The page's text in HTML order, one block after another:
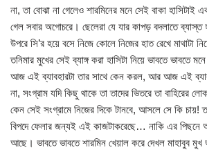
না, তা বোঝা না গেলেও শারমিনের মনে সেই বাকা হাসিটাই
গেল সবার অগোচরে। ছেলেরা যে যার কাপড় বদলাতে ব্যাস্ত
উপরে সি’র হয়ে বসে নিজে কোলে নিজের হাত রেখে মাথাটা
তনিমার মুখের সেই ব্যাঙ্গ করা হাসিটা নিয়ে ভাবতে ভাবতে
আজ এই ব্যাবহারটা তার সাথে কেন করল, আর আজ এই
না, সংগ্রাম যদি কিছু থাকে তা তাদের ভিতরে তা বাহিরের
কেন সেই সংগ্রামে নিজের দিকে টানবে, আসলে সে কি
বিপদে ফেলার জন্যই এই কাজটাকরেছে… নাকি এর পিছনে
আছে। ভাবতে ভাবতে শারমিন খেয়াল করে দেখল মাহাবুব মুখ